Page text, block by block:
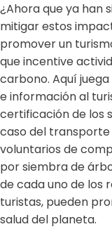
¿Ahora que ya han
mitigar estos
promover un
que incentive
carbono. Aquí
e información al
certificación de los
caso del transporte
voluntarios de
por siembra de
de cada uno de los
turistas, pueden
salud del planeta.